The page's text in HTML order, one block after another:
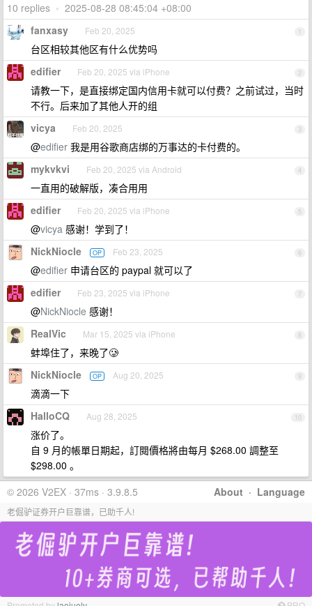
10 replies • 2025-08-28 08:45:04 +08:00
1
fanxasy Feb 20, 2025
台区相较其他区有什么优势吗
2
edifier Feb 20, 2025 via iPhone
请教一下，是直接绑定国内信用卡就可以付费？之前试过，当时
不行。后来加了其他人开的组
3
vicya Feb 20, 2025
@edifier 我是用谷歌商店绑的万事达的卡付费的。
4
mykvkvi Feb 20, 2025 via Android
一直用的破解版，凑合用用
5
edifier Feb 20, 2025 via iPhone
@vicya 感谢！学到了！
6
NickNiocle OP Feb 23, 2025
@edifier 申请台区的 paypal 就可以了
7
edifier Feb 23, 2025 via iPhone
@NickNiocle 感谢！
8
RealVic Mar 15, 2025 via iPhone
蚌埠住了，来晚了🥲
9
NickNiocle OP Aug 20, 2025
滴滴一下
10
HalloCQ Aug 28, 2025
涨价了。
自 9 月的帳單日期起，訂閱價格將由每月 $268.00 調整至
$298.00 。
About · Language
© 2026 V2EX · 37ms · 3.9.8.5
老倔驴证券开户巨靠谱，已助千人!